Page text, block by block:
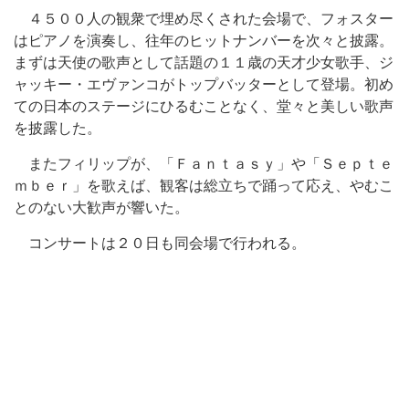
４５００人の観衆で埋め尽くされた会場で、フォスター
はピアノを演奏し、往年のヒットナンバーを次々と披露。
まずは天使の歌声として話題の１１歳の天才少女歌手、ジ
ャッキー・エヴァンコがトップバッターとして登場。初め
ての日本のステージにひるむことなく、堂々と美しい歌声
を披露した。
またフィリップが、「Ｆａｎｔａｓｙ」や「Ｓｅｐｔｅ
ｍｂｅｒ」を歌えば、観客は総立ちで踊って応え、やむこ
とのない大歓声が響いた。
コンサートは２０日も同会場で行われる。